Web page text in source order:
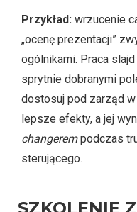
Przykład: wrzucenie
„ocenę prezentacji”
ogólnikami. Praca
sprytnie dobranymi
dostosuj pod zarząd
lepsze efekty, a jej
changerempodczas
sterującego.